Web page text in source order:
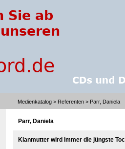
Medienkatalog > Referenten > Parr, Daniela
Parr, Daniela
Klanmutter wird immer die jüngste